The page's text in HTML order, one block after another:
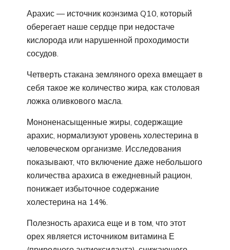
Арахис — источник коэнзима Q10, который
оберегает наше сердце при недостаче
кислорода или нарушенной проходимости
сосудов.
Четверть стакана земляного ореха вмещает в
себя такое же количество жира, как столовая
ложка оливкового масла.
Мононенасыщенные жиры, содержащие
арахис, нормализуют уровень холестерина в
человеческом организме. Исследования
показывают, что включение даже небольшого
количества арахиса в ежедневный рацион,
понижает избыточное содержание
холестерина на 14%.
Полезность арахиса еще и в том, что этот
орех является источником витамина Е